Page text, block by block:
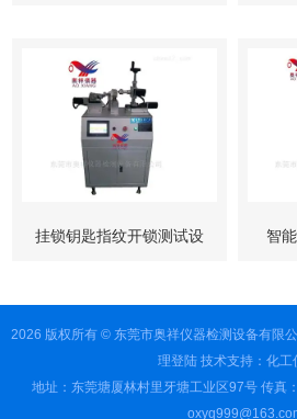
挂锁钥匙指纹开锁测试设 智
2026 版权所有 © 东莞市奥祥仪器检测设备有限
理登陆 技术支持：化工
地址：东莞塘厦林村里牙塘工业区97号 传真